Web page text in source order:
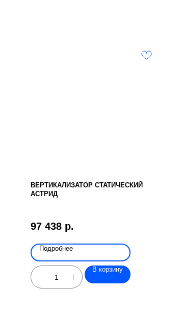
ВЕРТИКАЛИЗАТОР СТАТИЧЕСКИЙ
АСТРИД
97 438 р.
Подробнее
В корзину